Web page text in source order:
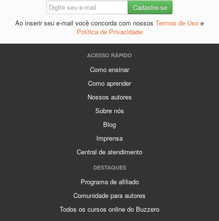
Ao inserir seu e-mail você concorda com nossos Termos de Uso e
Política de Privacidade
ACESSO RÁPIDO
Como ensinar
Como aprender
Nossos autores
Sobre nós
Blog
Imprensa
Central de atendimento
DESTAQUES
Programa de afiliado
Comunidade para autores
Todos os cursos online do Buzzero